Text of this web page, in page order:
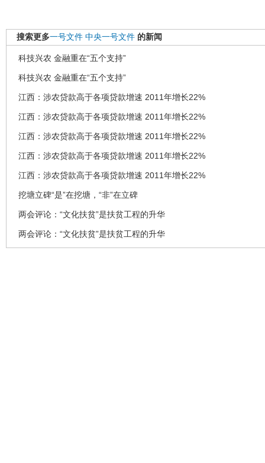
搜索更多一号文件 中央一号文件 的新闻
科技兴农 金融重在“五个支持”
科技兴农 金融重在“五个支持”
江西：涉农贷款高于各项贷款增速 2011年增长22%
江西：涉农贷款高于各项贷款增速 2011年增长22%
江西：涉农贷款高于各项贷款增速 2011年增长22%
江西：涉农贷款高于各项贷款增速 2011年增长22%
江西：涉农贷款高于各项贷款增速 2011年增长22%
挖塘立碑“是”在挖塘，“非”在立碑
两会评论：“文化扶贫”是扶贫工程的升华
两会评论：“文化扶贫”是扶贫工程的升华